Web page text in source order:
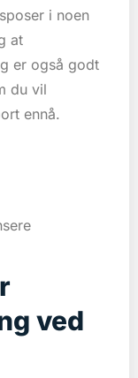
i noen
at
er også godt
du vil
ennå.
ved